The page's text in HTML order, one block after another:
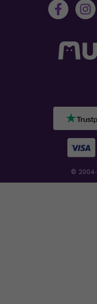
© 2004-